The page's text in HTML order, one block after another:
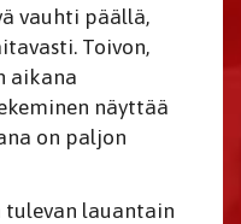
vauhti päällä,
Toivon,
aikana
näyttää
on paljon
tulevan lauantain